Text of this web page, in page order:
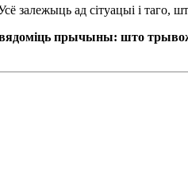
залежыць ад сітуацыі і
прычыны: што